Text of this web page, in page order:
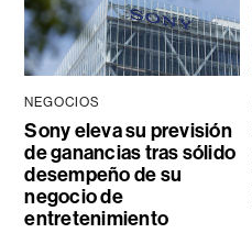
NEGOCIOS
Sony eleva su previsión
de ganancias tras sólido
desempeño de su
negocio de
entretenimiento